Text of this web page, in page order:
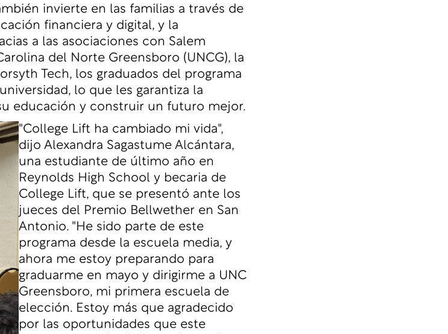
invierte en las familias a través de
financiera y digital, y la
a las asociaciones con Salem
del Norte Greensboro (UNCG), la
Tech, los graduados del programa
lo que les garantiza la
educación y construir un futuro mejor.
"College Lift ha cambiado mi vida",
dijo Alexandra Sagastume Alcántara,
una estudiante de último año en
Reynolds High School y becaria de
College Lift, que se presentó ante los
jueces del Premio Bellwether en San
Antonio. "He sido parte de este
programa desde la escuela media, y
ahora me estoy preparando para
graduarme en mayo y dirigirme a UNC
Greensboro, mi primera escuela de
elección. Estoy más que agradecido
por las oportunidades que este